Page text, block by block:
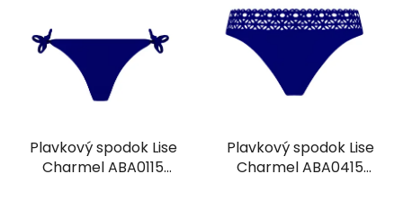
Plavkový spodok Lise
Charmel ABA0115
Plavkový spodok Lise
Charmel ABA0415